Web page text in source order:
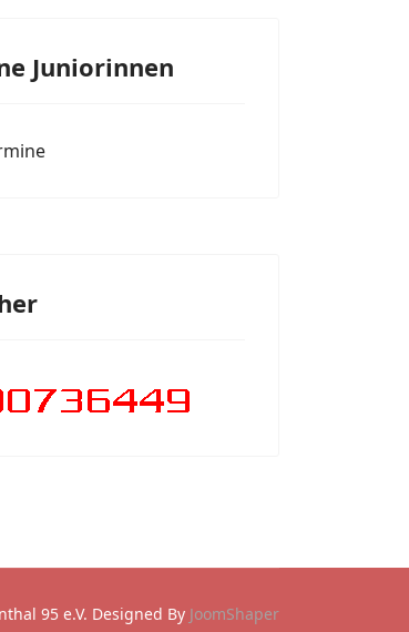
Juniorinnen
95 e.V. Designed By JoomShaper